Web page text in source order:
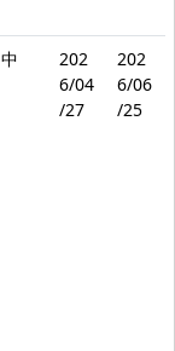
中
202
6/04
/27
202
6/06
/25